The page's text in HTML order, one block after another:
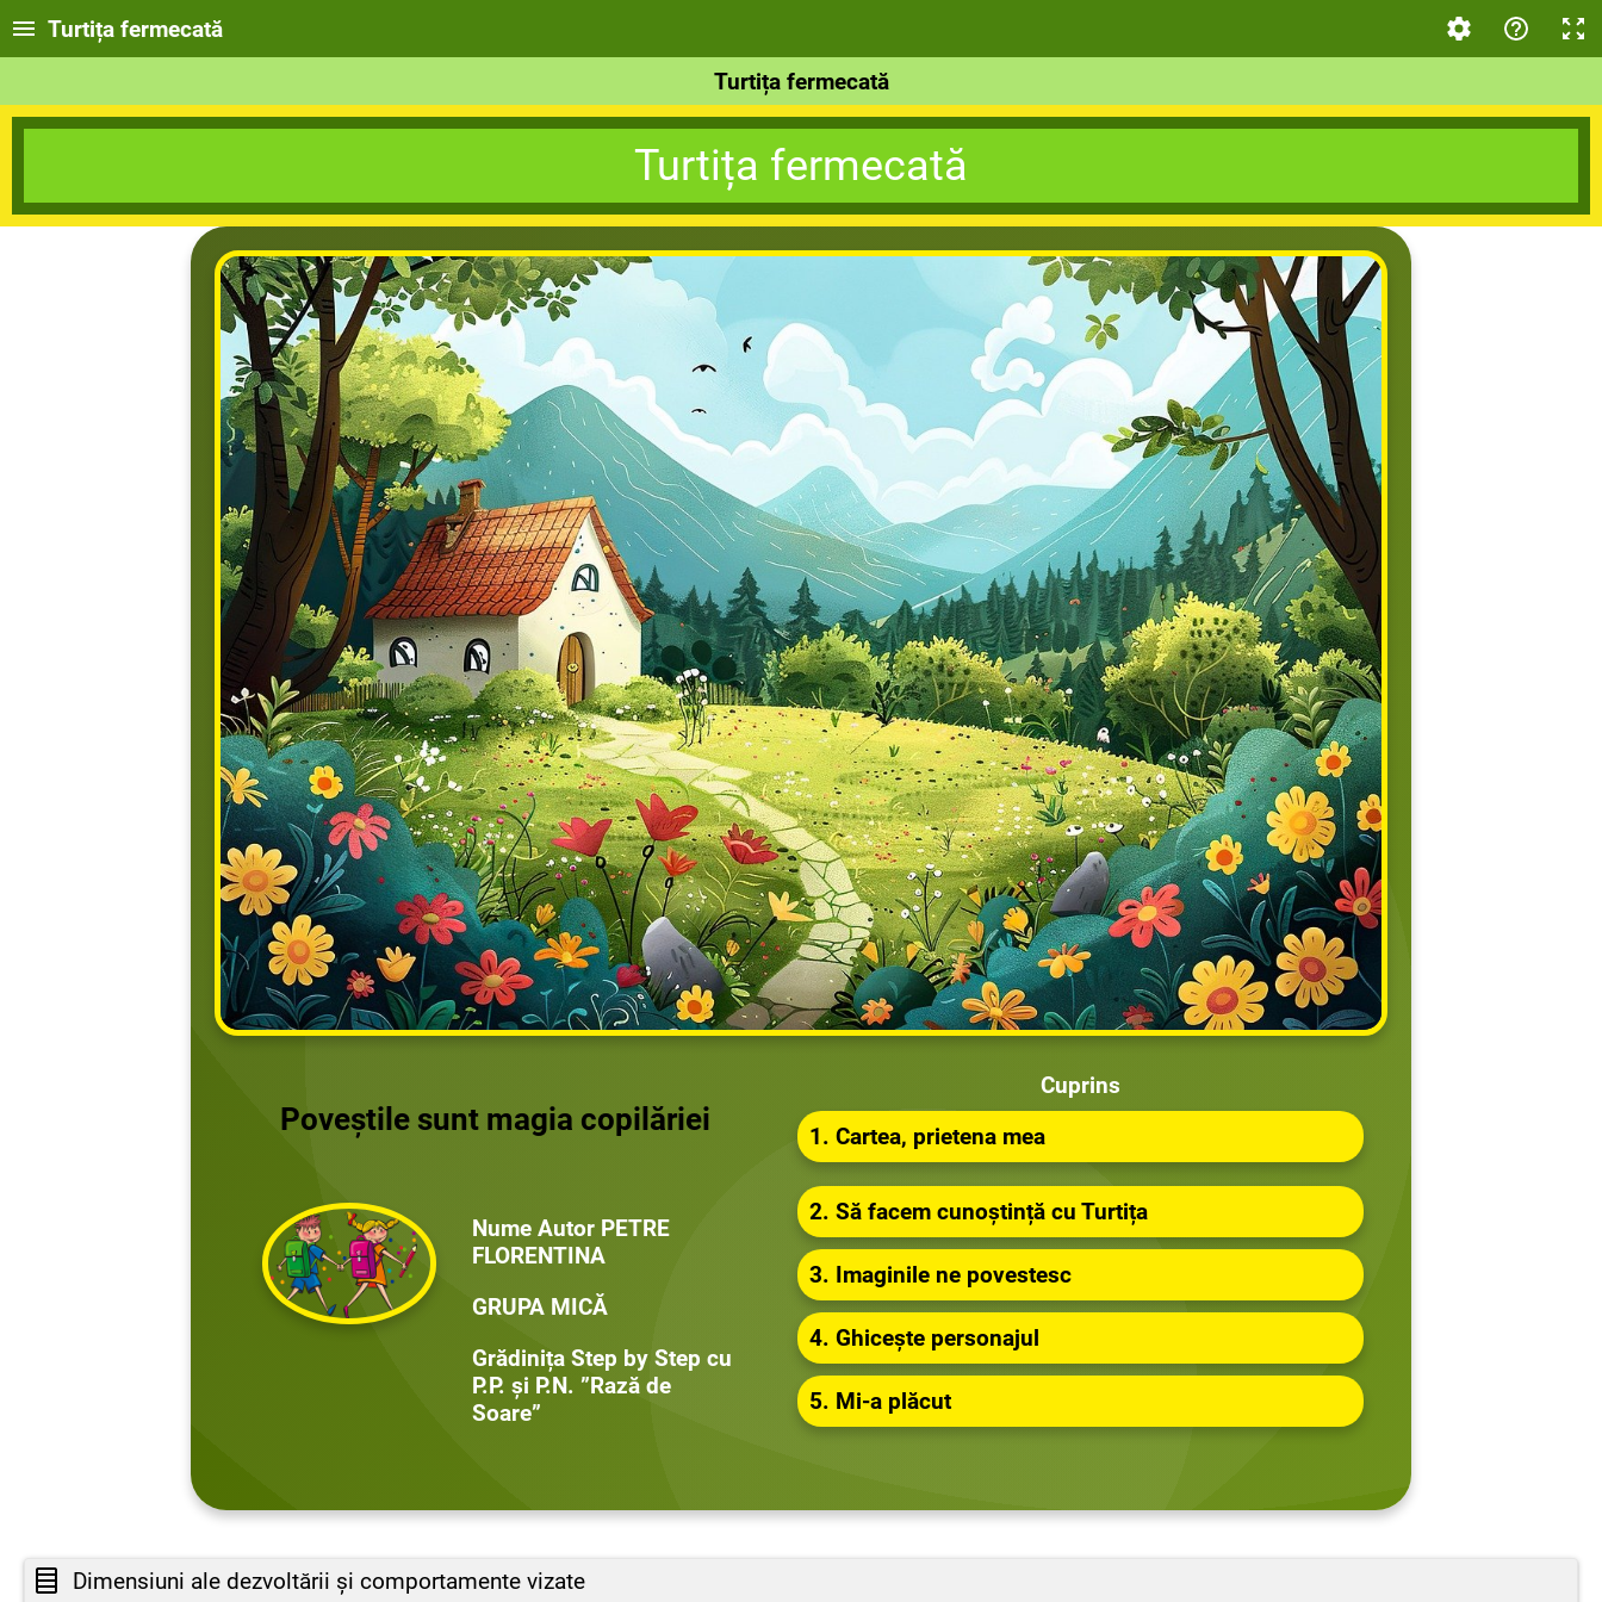
Turtița fermecată
Turtița fermecată
Turtița fermecată
Poveștile sunt magia copilăriei
Nume Autor PETRE
FLORENTINA
GRUPA MICĂ
Grădinița Step by Step cu
P.P. și P.N. ”Rază de
Soare”
Cuprins
1. Cartea, prietena mea
2. Să facem cunoștință cu Turtița
3. Imaginile ne povestesc
4. Ghicește personajul
5. Mi-a plăcut
Dimensiuni ale dezvoltării și comportamente vizate